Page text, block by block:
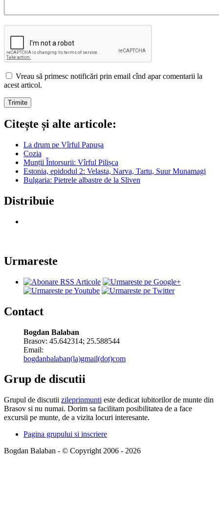
Vreau să primesc notificări prin email cînd apar comentarii la
acest articol.
Citește și alte articole:
La drum pe Vîrful Papușa
Cozia
Munții Întorsurii: Vîrful Pilișca
Estonia, epidodul 2: Velasta, Narva, Tartu, Suur Munamagi
Bulgaria: Pietrele albastre de la Sliven
Distribuie
Urmareste
Contact
Bogdan Balaban
Brasov: 45.642314; 25.588544
Email:
bogdanbalaban(la)gmail(dot)com
Grup de discutii
Grupul de discutii zileprinmunti este dedicat iubitorilor de munte din
Brasov si nu numai. Dorim sa facilitam posibilitatea de a face
excursii pe munte, de a vizita locuri interesante.
Pagina grupului si inscriere
Bogdan Balaban - © Copyright 2006 - 2026